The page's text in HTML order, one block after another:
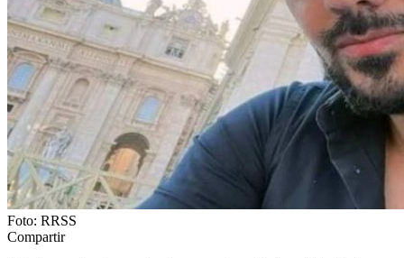
Foto: RRSS
Compartir